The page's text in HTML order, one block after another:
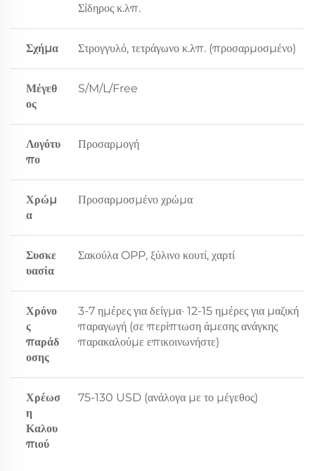
Σίδηρος κ.λπ.
Σχήμα Στρογγυλό, τετράγωνο κ.λπ. (προσαρμοσμένο)
Μέγεθ
ος
S/M/L/Free
Λογότυ
πο
Προσαρμογή
Χρώμ
α
Προσαρμοσμένο χρώμα
Συσκε
υασία
Σακούλα OPP, ξύλινο κουτί, χαρτί
Χρόνο
ς
παράδ
οσης
3-7 ημέρες για δείγμα· 12-15 ημέρες για μαζική
παραγωγή (σε περίπτωση άμεσης ανάγκης
παρακαλούμε επικοινωνήστε)
Χρέωσ
η
Καλου
πιού
75-130 USD (ανάλογα με το μέγεθος)